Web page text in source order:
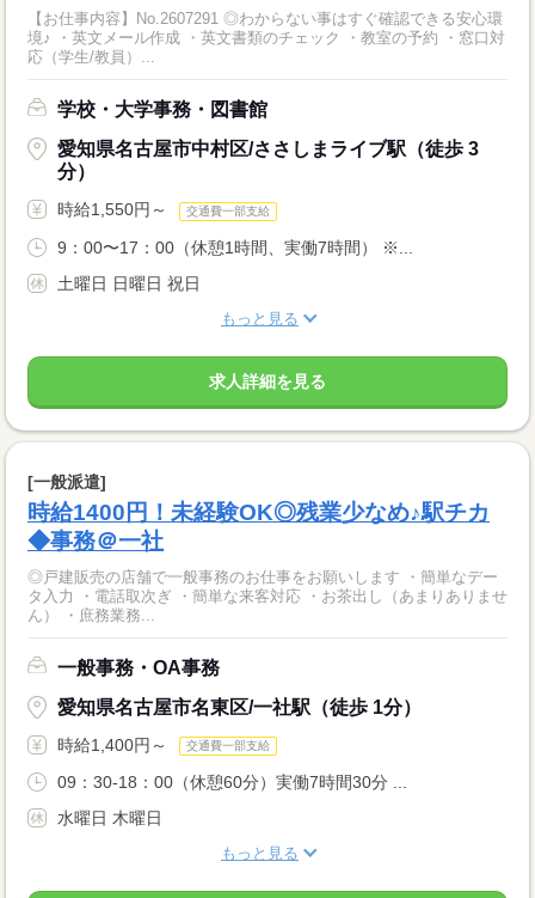
【お仕事内容】No.2607291 ◎わからない事はすぐ確認できる安心環
境♪ ・英文メール作成 ・英文書類のチェック ・教室の予約 ・窓口対
応（学生/教員）...
学校・大学事務・図書館
愛知県名古屋市中村区/ささしまライブ駅（徒歩 3
分）
時給1,550円～ 交通費一部支給
9：00〜17：00（休憩1時間、実働7時間） ※...
土曜日 日曜日 祝日
もっと見る
求人詳細を見る
[一般派遣]
時給1400円！未経験OK◎残業少なめ♪駅チカ
◆事務＠一社
◎戸建販売の店舗で一般事務のお仕事をお願いします ・簡単なデー
タ入力 ・電話取次ぎ ・簡単な来客対応 ・お茶出し（あまりありませ
ん） ・庶務業務...
一般事務・OA事務
愛知県名古屋市名東区/一社駅（徒歩 1分）
時給1,400円～ 交通費一部支給
09：30-18：00（休憩60分）実働7時間30分 ...
水曜日 木曜日
もっと見る